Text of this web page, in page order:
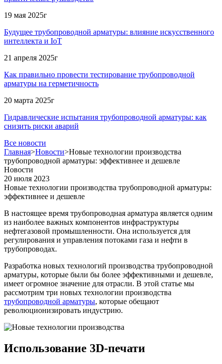
19 мая 2025г
Будущее трубопроводной арматуры: влияние искусственного
интеллекта и IoT
21 апреля 2025г
Как правильно провести тестирование трубопроводной
арматуры на герметичность
20 марта 2025г
Гидравлические испытания трубопроводной арматуры: как
снизить риски аварий
Все новости
Главная>Новости>Новые технологии производства
трубопроводной арматуры: эффективнее и дешевле
Новости
20 июля 2023
Новые технологии производства трубопроводной арматуры:
эффективнее и дешевле
В настоящее время трубопроводная арматура является одним
из наиболее важных компонентов инфраструктуры
нефтегазовой промышленности. Она используется для
регулирования и управления потоками газа и нефти в
трубопроводах.
Разработка новых технологий производства трубопроводной
арматуры, которые были бы более эффективными и дешевле,
имеет огромное значение для отрасли. В этой статье мы
рассмотрим три новых технологии производства
трубопроводной арматуры, которые обещают
революционизировать индустрию.
Использование 3D-печати